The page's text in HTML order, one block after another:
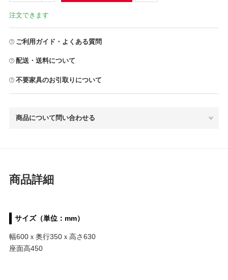
注文できます
ご利用ガイド・よくある質問
配送・送料について
不要家具のお引取りについて
商品について問い合わせる
商品詳細
サイズ（単位：mm）
幅600ｘ奥行350ｘ高さ630
座面高450